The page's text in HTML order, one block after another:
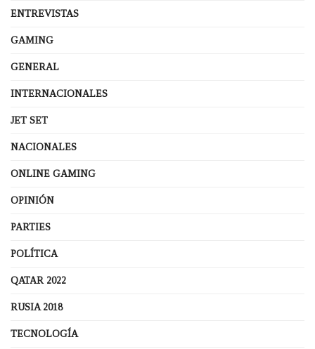
ENTREVISTAS
GAMING
GENERAL
INTERNACIONALES
JET SET
NACIONALES
ONLINE GAMING
OPINIÓN
PARTIES
POLÍTICA
QATAR 2022
RUSIA 2018
TECNOLOGÍA